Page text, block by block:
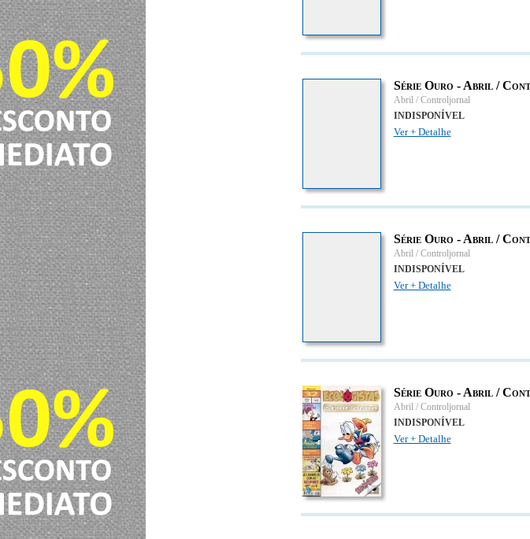
Série Ouro - Abril /
Abril / Controljornal
INDISPONÍVEL
Ver + Detalhe
Série Ouro - Abril /
Abril / Controljornal
INDISPONÍVEL
Ver + Detalhe
Série Ouro - Abril /
Abril / Controljornal
INDISPONÍVEL
Ver + Detalhe